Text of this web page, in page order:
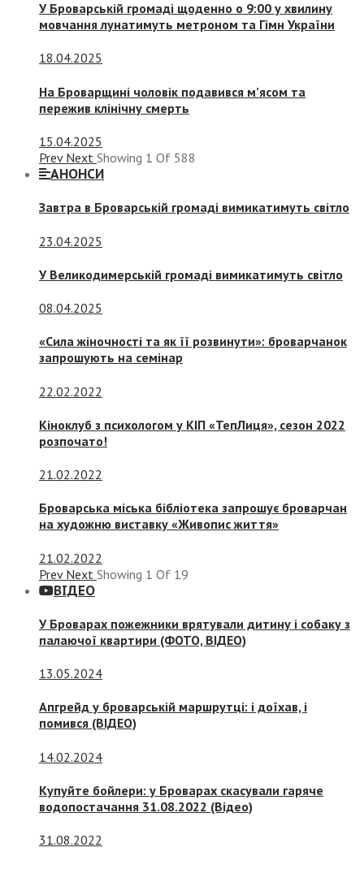
У Броварській громаді щоденно о 9:00 у хвилину
мовчання лунатимуть метроном та Гімн України
18.04.2025
На Броварщині чоловік подавився м’ясом та
пережив клінічну смерть
15.04.2025
Prev Next Showing 1 Of 588
АНОНСИ
Завтра в Броварській громаді вимикатимуть світло
23.04.2025
У Великодимерській громаді вимикатимуть світло
08.04.2025
«Сила жіночності та як її розвинути»: броварчанок
запрошують на семінар
22.02.2022
Кіноклуб з психологом у КІП «ТепЛиця», сезон 2022
розпочато!
21.02.2022
Броварська міська бібліотека запрошує броварчан
на художню виставку «Живопис життя»
21.02.2022
Prev Next Showing 1 Of 19
ВІДЕО
У Броварах пожежники врятували дитину і собаку з
палаючої квартири (ФОТО, ВІДЕО)
13.05.2024
Апгрейд у броварській маршрутці: і доїхав, і
помився (ВІДЕО)
14.02.2024
Купуйте бойлери: у Броварах скасували гаряче
водопостачання 31.08.2022 (Відео)
31.08.2022